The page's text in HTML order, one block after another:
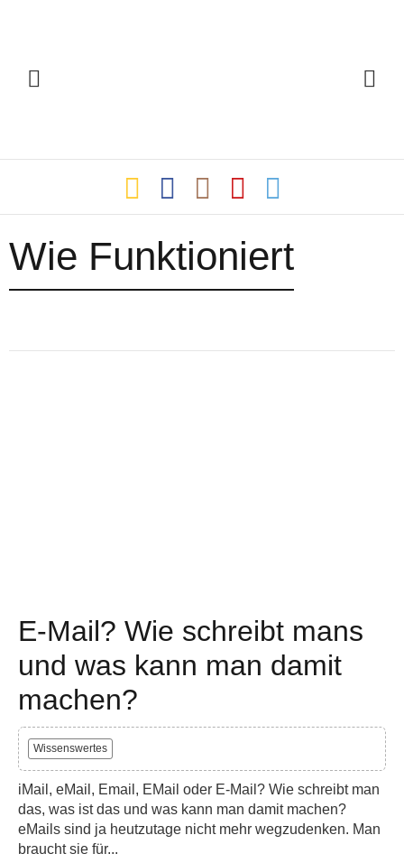
Wie Funktioniert
E-Mail? Wie schreibt mans
und was kann man damit
machen?
Wissenswertes
iMail, eMail, Email, EMail oder E-Mail? Wie schreibt man
das, was ist das und was kann man damit machen?
eMails sind ja heutzutage nicht mehr wegzudenken. Man
braucht sie für...